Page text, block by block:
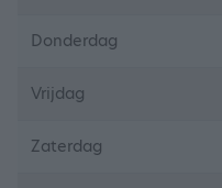
Donderdag
Vrijdag
Zaterdag